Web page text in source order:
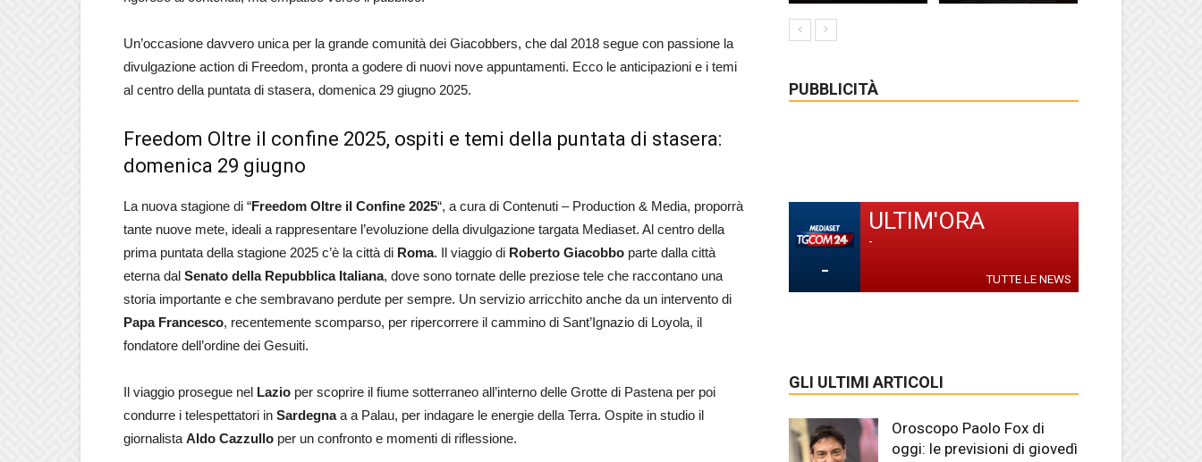
Un’occasione davvero unica per la grande comunità dei Giacobbers, che dal 2018 segue con passione la
divulgazione action di Freedom, pronta a godere di nuovi nove appuntamenti. Ecco le anticipazioni e i temi
al centro della puntata di stasera, domenica 29 giugno 2025.
Freedom Oltre il confine 2025, ospiti e temi della puntata di stasera:
domenica 29 giugno
La nuova stagione di “Freedom Oltre il Confine 2025“, a cura di Contenuti – Production & Media, proporrà
tante nuove mete, ideali a rappresentare l’evoluzione della divulgazione targata Mediaset. Al centro della
prima puntata della stagione 2025 c’è la città di Roma. Il viaggio di Roberto Giacobbo parte dalla città
eterna dal Senato della Repubblica Italiana, dove sono tornate delle preziose tele che raccontano una
storia importante e che sembravano perdute per sempre. Un servizio arricchito anche da un intervento di
Papa Francesco, recentemente scomparso, per ripercorrere il cammino di Sant’Ignazio di Loyola, il
fondatore dell’ordine dei Gesuiti.
Il viaggio prosegue nel Lazio per scoprire il fiume sotterraneo all’interno delle Grotte di Pastena per poi
condurre i telespettatori in Sardegnaa a Palau, per indagare le energie della Terra. Ospite in studio il
giornalista Aldo Cazzullo per un confronto e momenti di riflessione.
PUBBLICITÀ
-
ULTIM'ORA
-
TUTTE LE NEWS
GLI ULTIMI ARTICOLI
Oroscopo Paolo Fox di
oggi: le previsioni di giovedì